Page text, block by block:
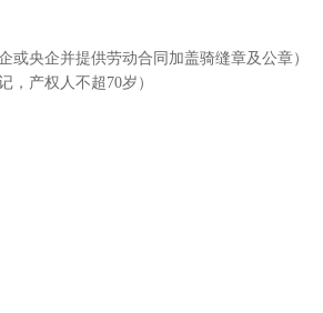
央企并提供劳动合同加盖骑缝章及公章）
，产权人不超70岁）